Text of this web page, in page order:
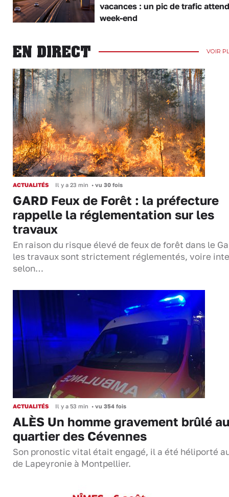
vacances : un pic de trafic
week-end
EN DIRECT VOIR
ACTUALITÉS Il y a 23 min • vu 30 fois
GARD Feux de Forêt : la préfecture
rappelle la réglementation sur les
travaux
En raison du risque élevé de feux de forêt dans le
les travaux sont strictement réglementés, voire
selon…
ACTUALITÉS Il y a 53 min • vu 354 fois
ALÈS Un homme gravement brûlé au
quartier des Cévennes
Son pronostic vital était engagé, il a été héliporté
de Lapeyronie à Montpellier.